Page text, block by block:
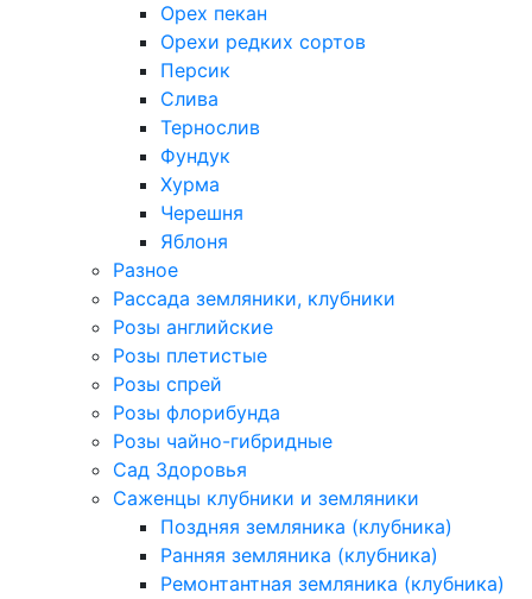
Орех пекан
Орехи редких сортов
Персик
Слива
Тернослив
Фундук
Хурма
Черешня
Яблоня
Разное
Рассада земляники, клубники
Розы английские
Розы плетистые
Розы спрей
Розы флорибунда
Розы чайно-гибридные
Сад Здоровья
Саженцы клубники и земляники
Поздняя земляника (клубника)
Ранняя земляника (клубника)
Ремонтантная земляника (клубника)